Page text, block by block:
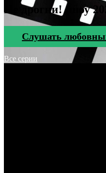
Не дрогни! (шоу
Cлушать
Все серии